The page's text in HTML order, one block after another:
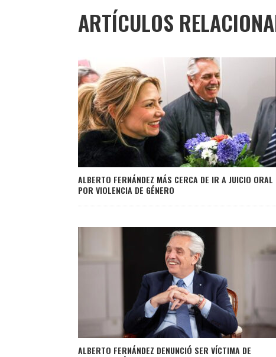
ARTÍCULOS
ALBERTO FERNÁNDEZ MÁS CERCA DE IR A JUICIO ORAL
POR VIOLENCIA DE GÉNERO
ALBERTO FERNÁNDEZ DENUNCIÓ SER VÍCTIMA DE